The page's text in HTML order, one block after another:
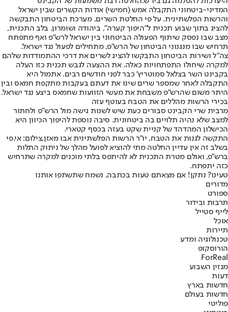
המדיני-ביטחוני התקבלה אמש (חמישי) אודות הקשרים שבין ישראל
והרשות הפלשתינית. על פי החלטת השרים, מערכת הביטחון התבקשה
להציג בתוך שבוע תכנית ל"היפוך קערה", ביהודה ושומרון. בלב התכנית,
מצב שבו נפסק שיתוף הפעולה הביטחוני בין ישראל לרש"פ ואף מתפתח
תרחיש שבו מנגנוני הביטחון של הרש"פ, מתחילים לפעול נגד ישראל.
צה"ל ושירות הביטחון התבקשו להציג לשרים את דרכי ההתמודדות שלהם
למקרה שיחולו התפתחויות כאלה. את ההצעה לגבש תכנית כזו העלה
בקבינט השר בצלאל סמוטריץ' כבר לפני חודשים רבים. אתמול היא
התקבלה לאחר שמספר שרים שינו את דעתם בעקבות מתקפת חמאס ובין
היתר משום שהרש"פ משבחת את מעשי הזוועות שחמאס ביצע נגד ישראל.
בכירי הרשות מהללים את הטבח בעוטף עזה
מרבית שרי הקבינט סבורים כעת שיש לשנות גישה מול הרש"פ ולחתור
למצב שלא נהיה תלויים בה ביטחונית. סיבה נוספת להיפוך הכיוון היא
הכישלון המהדהד של קניית שקט בעזה בכסף קטארי.
התקשה לגנות את הטבח, יו"ר הרשות הפלשתינית אבו מאזן,צילום: אי.פי
בשלב זה אין עדיין החלטה מתי להוציא לפועל מהלך של ניתוק התלות
ברש"פ, ואולם מטרת התכנית לא להיתפס בלתי מוכנים למקרה שתרחיש
כזה יתפתח.
טעינו? נתקן! אם מצאתם טעות בכתבה, נשמח שתשתפו אותנו
מדורים
ספורט
תרבות ובידור
לייף סטייל
אוכל
תיירות
טכנולוגיה ומדע
הורוסקופ
ForReal
מגזין השבוע
דעות
חדשות בארץ
חדשות בעולם
פוליטי